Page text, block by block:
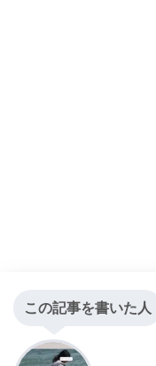
この記事を書いた人